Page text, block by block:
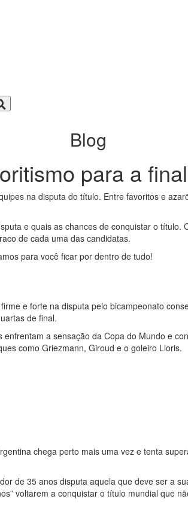
Blog
para a
na disputa do título. Entre favoritos e
e quais as chances de conquistar o
de cada uma das candidatas.
para você ficar por dentro de tudo!
e forte na disputa pelo bicampeonato
de final.
a sensação da Copa do Mundo e
como Griezmann, Giroud e o goleiro Lloris.
chega perto mais uma vez e tenta
de 35 anos disputa aquela que deve ser a
voltarem a conquistar o título mundial que